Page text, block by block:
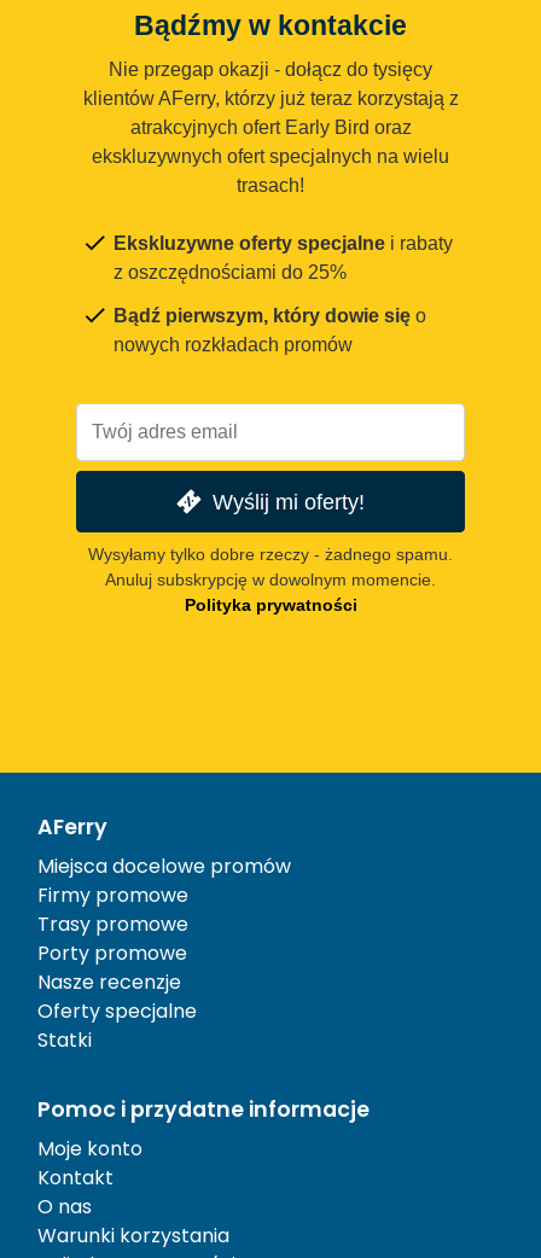
Bądźmy w kontakcie
Nie przegap okazji - dołącz do tysięcy
klientów AFerry, którzy już teraz korzystają z
atrakcyjnych ofert Early Bird oraz
ekskluzywnych ofert specjalnych na wielu
trasach!
Ekskluzywne oferty specjalne i rabaty
z oszczędnościami do 25%
Bądź pierwszym, który dowie się o
nowych rozkładach promów
Wyślij mi oferty!
Wysyłamy tylko dobre rzeczy - żadnego spamu.
Anuluj subskrypcję w dowolnym momencie.
Polityka prywatności
AFerry
Miejsca docelowe promów
Firmy promowe
Trasy promowe
Porty promowe
Nasze recenzje
Oferty specjalne
Statki
Pomoc i przydatne informacje
Moje konto
Kontakt
O nas
Warunki korzystania